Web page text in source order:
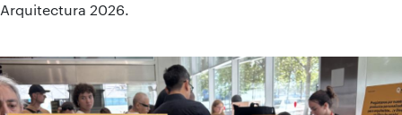
Arquitectura 2026.